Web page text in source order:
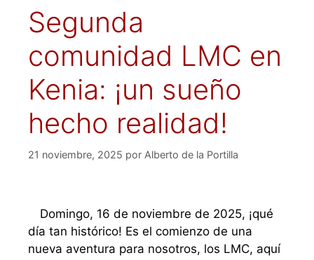
Segunda
comunidad LMC en
Kenia: ¡un sueño
hecho realidad!
21 noviembre, 2025 por Alberto de la Portilla
Domingo, 16 de noviembre de 2025, ¡qué
día tan histórico! Es el comienzo de una
nueva aventura para nosotros, los LMC, aquí